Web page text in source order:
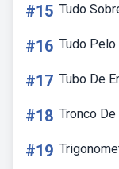
#15 Tudo
#16 Tudo
#17 Tubo De
#18 Tronco
#19